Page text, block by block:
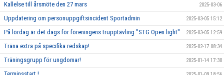
Kallelse till årsmöte den 27 mars 2025-03-06
Uppdatering om personuppgiftsincident Sportadmin 2025-03-05 15:12
På lördag är det dags för föreningens trupptävling "STG Open light" 2025-03-05 12:59
Träna extra på specifika redskap! 2025-02-17 08:34
Träningsgrupp för ungdomar! 2025-01-14 17:30